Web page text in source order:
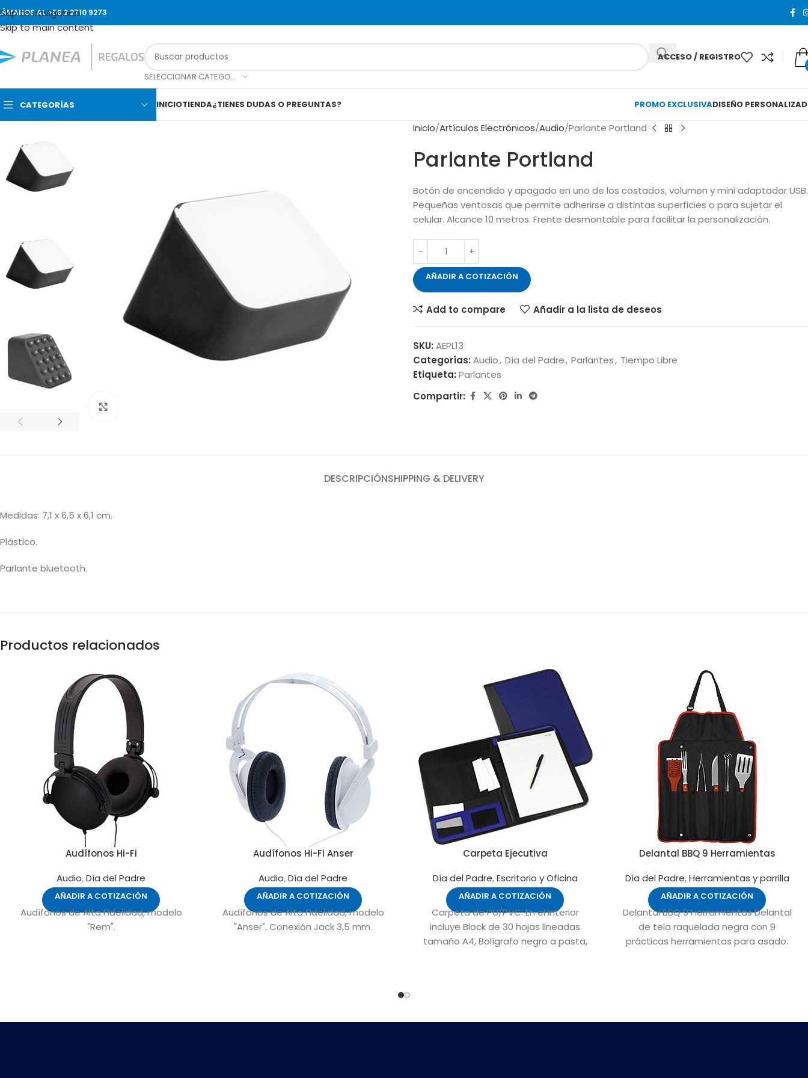
Skip to navigation
Skip to main content
AL +56 2 2710 9273
SELECCIONAR CATEGORÍA
ACCESO / REGISTRO
CATEGORÍAS INICIOTIENDA¿TIENES DUDAS O PREGUNTAS? PROMO EXCLUSIVADISEÑO
Inicio Artículos Electrónicos Audio Parlante Portland
Parlante Portland
Botón de encendido y apagado en uno de los costados, volumen y mini adaptador USB.
Pequeñas ventosas que permite adherirse a distintas superficies o para sujetar el
celular. Alcance 10 metros. Frente desmontable para facilitar la personalización.
AÑADIR A COTIZACIÓN
Add to compare Añadir a la lista de deseos
SKU: AEPL13
Categorías: Audio, Día del Padre, Parlantes, Tiempo Libre
Etiqueta: Parlantes
Compartir:
DESCRIPCIÓNSHIPPING & DELIVERY
Medidas: 7,1 x 6,5 x 6,1 cm.
Plástico.
Parlante bluetooth.
Productos relacionados
Audífonos Hi-Fi
Audio,Día del Padre
AÑADIR A COTIZACIÓN
Audífonos de Alta Fidelidad, modelo
"Rem".
Audífonos Hi-Fi Anser
Audio,Día del Padre
AÑADIR A COTIZACIÓN
Audífonos de Alta Fidelidad, modelo
"Anser". Conexión Jack 3,5 mm.
Carpeta Ejecutiva
Día del Padre,Escritorio y Oficina
AÑADIR A COTIZACIÓN
Carpeta de PU/PVC. En el interior
incluye Block de 30 hojas lineadas
tamaño A4, Bolígrafo negro a pasta,
Delantal BBQ 9 Herramientas
Día del Padre,Herramientas y parrilla
AÑADIR A COTIZACIÓN
Delantal BBQ 9 Herramientas Delantal
de tela raquelada negra con 9
prácticas herramientas para asado.